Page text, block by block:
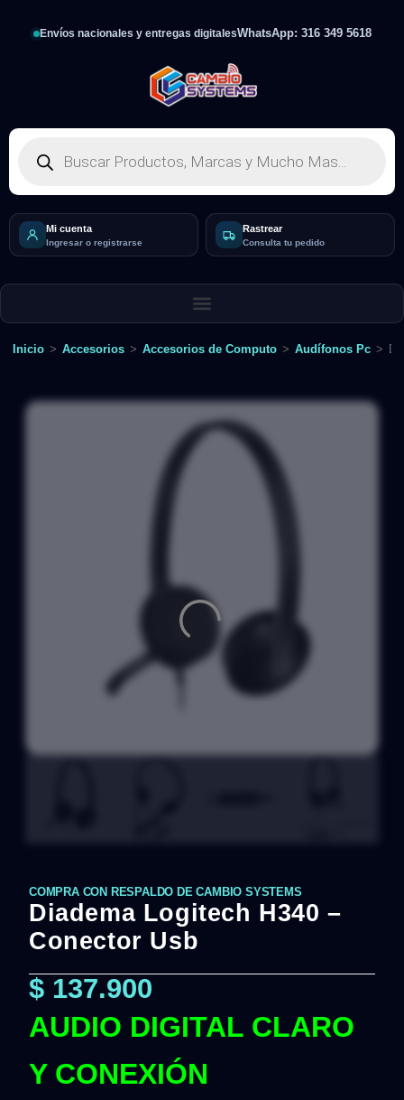
Envíos nacionales y entregas digitalesWhatsApp: 316 349 5618
Mi cuenta
Ingresar o registrarse
Rastrear
Consulta tu pedido
Inicio > Accesorios > Accesorios de Computo > Audífonos Pc >
COMPRA CON RESPALDO DE CAMBIO SYSTEMS
Diadema Logitech H340 –
Conector Usb
$ 137.900
AUDIO DIGITAL CLARO
Y CONEXIÓN